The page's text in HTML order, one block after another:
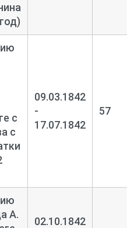
с
с
09.03.1842
-
17.07.1842
57
А.
02.10.1842